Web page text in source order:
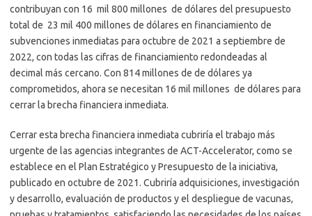
contribuyan con 16 mil 800 millones de dólares del presupuesto
total de 23 mil 400 millones de dólares en financiamiento de
subvenciones inmediatas para octubre de 2021 a septiembre de
2022, con todas las cifras de financiamiento redondeadas al
decimal más cercano. Con 814 millones de de dólares ya
comprometidos, ahora se necesitan 16 mil millones de dólares para
cerrar la brecha financiera inmediata.
Cerrar esta brecha financiera inmediata cubriría el trabajo más
urgente de las agencias integrantes de ACT-Accelerator, como se
establece en el Plan Estratégico y Presupuesto de la iniciativa,
publicado en octubre de 2021. Cubriría adquisiciones, investigación
y desarrollo, evaluación de productos y el despliegue de vacunas,